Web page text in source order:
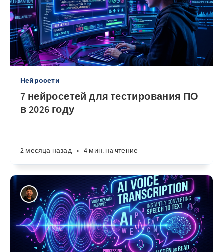
Нейросети
7 нейросетей для тестирования ПО
в 2026 году
2 месяца назад • 4 мин. на чтение